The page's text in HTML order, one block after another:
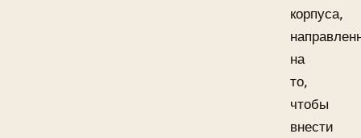
корпуса,
на
то,
чтобы
внести